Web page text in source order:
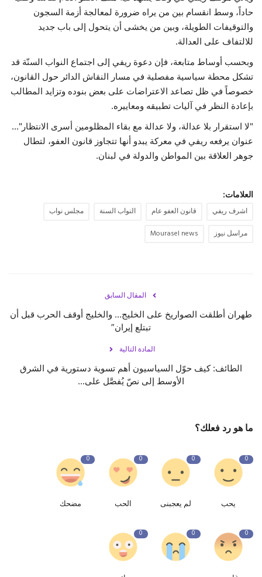
حاداً، وسط انقسام بين من يراه ضرورة لمعالجة أزمة السجون
والتوقيفات الطويلة، وبين من يخشى أن يتحول إلى باب جديد
للالتفاف على العدالة.
وبحسب أوساط متابعة، فإن دعوة ريفي إلى اجتماع النواب السنّة قد
تشكل محطة سياسية مفصلية في مسار النقاش الدائر حول القانون،
خصوصاً في ظل تصاعد الاعتراضات على بعض بنوده وتزايد المطالب
بإعادة النظر في آليات تطبيقه ومعاييره.
"لا استقرار بلا عدالة، ولا عدالة مع بقاء المظلومين أسرى الانتظار"...
عنوان يرفعه ريفي في معركة يبدو أنها تتجاوز قانون العفو، لتطال
جوهر العلاقة بين المواطن والدولة في لبنان.
العلامات:
اشرف ريفي قانون العفو عام النواب السنة
مجلس نواب
مراسل نيوز
Mourasel news
المقال السابق
طهران أطلقت الصواريخ على الخليج… والخليج أوقف الحرب قبل أن
تبتلع إيران”
المادة التالية
الطائف: كيف حوّل السياسيون أهم تسوية دستورية في الشرق
الأوسط إلى نصّ يُفصَّل على...
ما هو رد فعلك؟
0
يحب
0
لم يعجبنى
0
الحب
0
مضحك
0
0
0